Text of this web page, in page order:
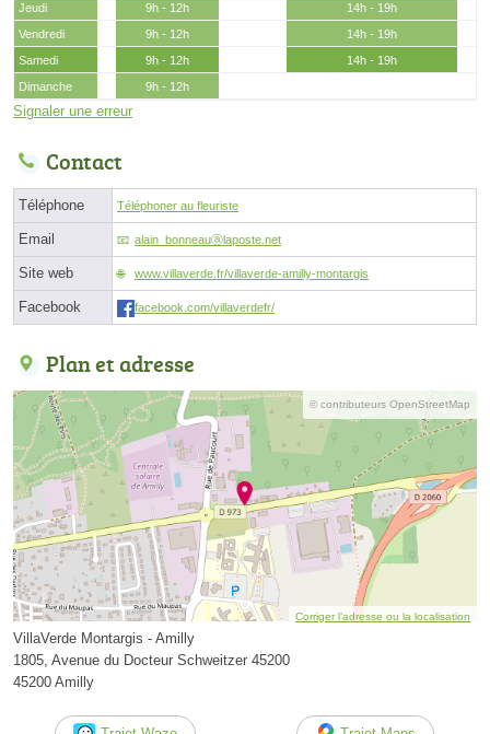
Jeudi
9h - 12h
14h - 19h
Vendredi
9h - 12h
14h - 19h
Samedi
9h - 12h
14h - 19h
Dimanche
9h - 12h
Signaler une erreur
Contact
Téléphone Téléphoner au fleuriste
Email alain_bonneauⓐlaposte.net
Site web www.villaverde.fr/villaverde-amilly-montargis
Facebook facebook.com/villaverdefr/
Plan et adresse
© contributeurs OpenStreetMap
Corriger l’adresse ou la localisation
VillaVerde Montargis - Amilly
1805, Avenue du Docteur Schweitzer 45200
45200 Amilly